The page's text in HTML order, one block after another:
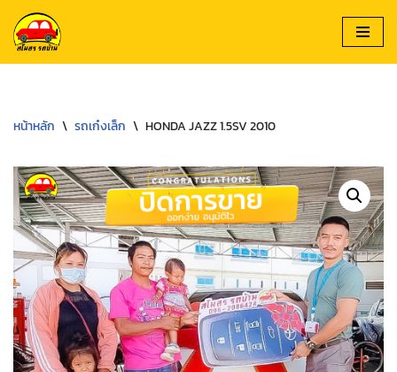
Skip
to
หน้าหลัก \ รถเก๋งเล็ก \ HONDA JAZZ 1.5SV 2010